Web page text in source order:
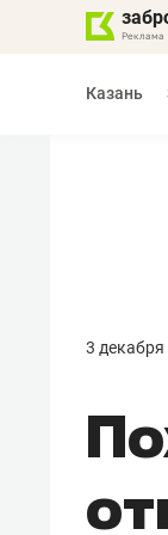
Казань
3